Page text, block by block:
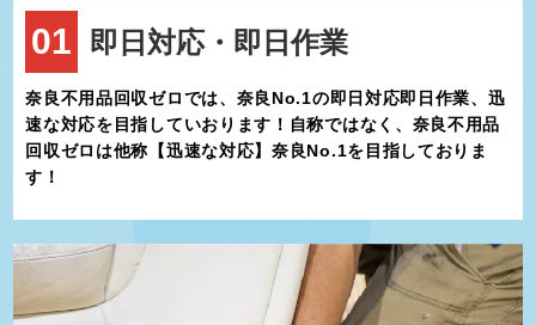
にはキャンプ場がいくつもあり、川遊びや釣り、バーベキューなど
が楽しめます。夏には、自然の中で涼しさを満喫できる川沿いのア
さらに、洞窟探検が好きな方には「面不動鍾乳洞」がおすすめで
す。この鍾乳洞は約280メートルの距離があり、鍾乳石や石筍（せ
きじゅん）が織りなす独特の景観が魅力。中に入るとひんやりとし
た空気が漂い、自然の神秘を感じることができます。
です。
天川村には、地元ならではの特産品も豊富にあります。特に、清ら
かな水で育てられた「アマゴ」や「ヤマメ」などの川魚は絶品で、
01 即日対応・即日作業
奈良不用品回収ゼロでは、奈良No.1の即日対応即日作業、迅
速な対応を目指していおります！自称ではなく、奈良不用品
回収ゼロは他称【迅速な対応】奈良No.1を目指しておりま
す！